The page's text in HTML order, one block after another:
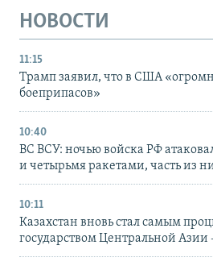
НОВОСТИ
11:15
Трамп заявил, что в США
боеприпасов»
10:40
ВС ВСУ: ночью войска РФ
и четырьмя ракетами, часть из
10:11
Казахстан вновь стал самым
государством Центральной Азии